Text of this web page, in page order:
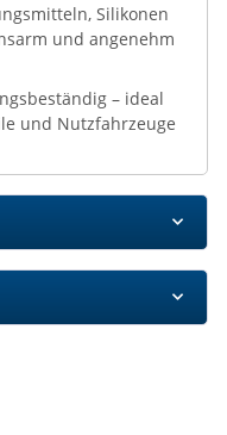
Silikonen
und angenehm
– ideal
und Nutzfahrzeuge